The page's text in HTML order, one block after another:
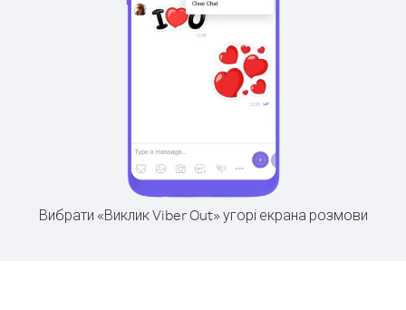
Вибрати «Виклик Viber Out» угорі екрана розмови